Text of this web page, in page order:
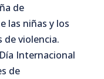
de
las niñas y los
de violencia.
Internacional
de